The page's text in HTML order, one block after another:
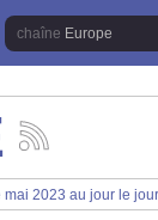
Europe
les
actualités
de
mai 2023 au jour le jour